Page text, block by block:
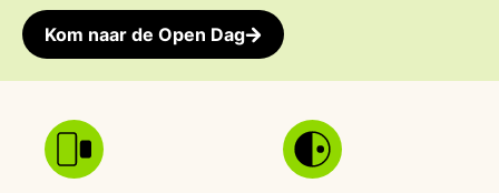
Kom naar de Open Dag